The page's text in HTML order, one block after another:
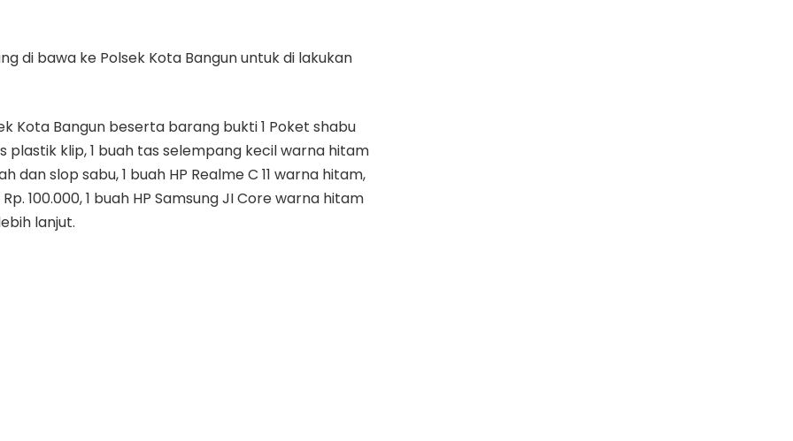
di bawa ke Polsek Kota Bangun untuk di lakukan
Kota Bangun beserta barang bukti 1 Poket shabu
plastik klip, 1 buah tas selempang kecil warna hitam
slop sabu, 1 buah HP Realme C 11 warna hitam,
100.000, 1 buah HP Samsung JI Core warna hitam
lanjut.